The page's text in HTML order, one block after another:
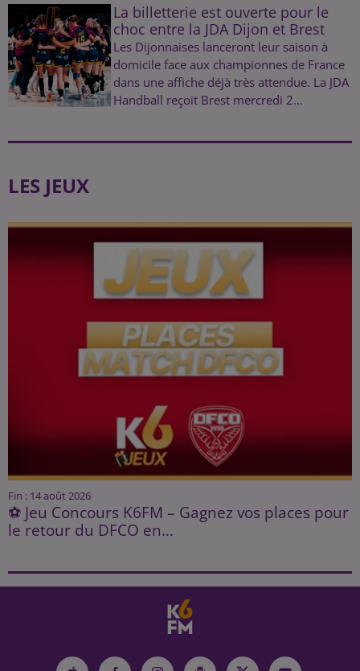
La billetterie est ouverte pour le
choc entre la JDA Dijon et Brest
Les Dijonnaises lanceront leur saison à
domicile face aux championnes de France
dans une affiche déjà très attendue. La JDA
Handball reçoit Brest mercredi 2...
LES JEUX
Fin : 14 août 2026
⚽ Jeu Concours K6FM – Gagnez vos places pour
le retour du DFCO en...